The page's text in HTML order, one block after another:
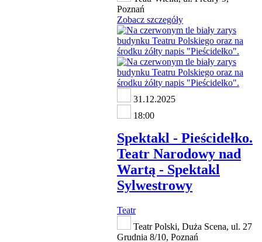
Poznań
Zobacz szczegóły
31.12.2025
18:00
Spektakl - Pieścidełko.
Teatr Narodowy nad
Wartą - Spektakl
Sylwestrowy
Teatr
Teatr Polski, Duża Scena, ul. 27
Grudnia 8/10, Poznań